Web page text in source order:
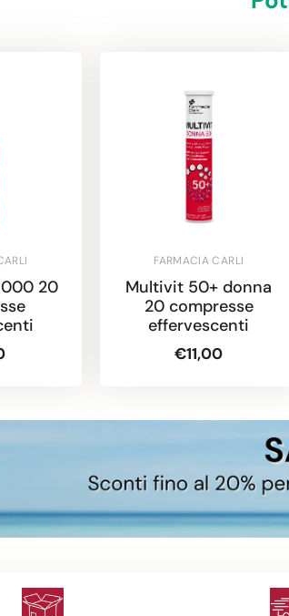
20
FARMACIA CARLI
Multivit 50+ donna
20 compresse
effervescenti
€11,00